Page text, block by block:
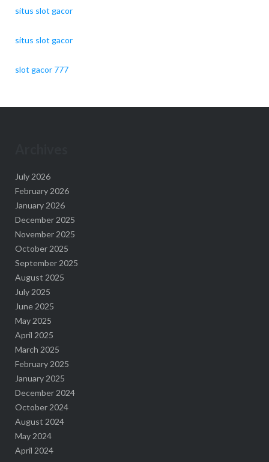
situs slot gacor
situs slot gacor
slot gacor 777
July 2026
February 2026
January 2026
December 2025
November 2025
October 2025
September 2025
August 2025
July 2025
June 2025
May 2025
April 2025
March 2025
February 2025
January 2025
December 2024
October 2024
August 2024
May 2024
April 2024